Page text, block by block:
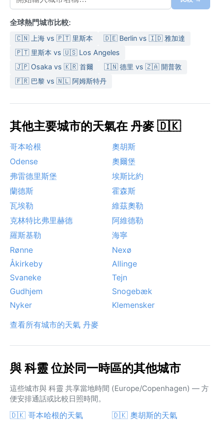
全球熱門城市比較:
🇨🇳 上海 vs 🇵🇹 里斯本
🇩🇪 Berlin vs 🇮🇩 雅加達
🇵🇹 里斯本 vs 🇺🇸 Los Angeles
🇯🇵 Osaka vs 🇰🇷 首爾
🇮🇳 德里 vs 🇿🇦 開普敦
🇫🇷 巴黎 vs 🇳🇱 阿姆斯特丹
其他主要城市的天氣在 丹麥 🇩🇰
哥本哈根
奧胡斯
Odense
奧爾堡
弗雷德里斯堡
埃斯比約
蘭德斯
霍森斯
瓦埃勒
維茲奧勒
克林特比弗里赫德
阿維德勒
羅斯基勒
海寧
Rønne
Nexø
Åkirkeby
Allinge
Svaneke
Tejn
Gudhjem
Snogebæk
Nyker
Klemensker
查看所有城市的天氣 丹麥
與 科靈 位於同一時區的其他城市
這些城市與 科靈 共享當地時間 (Europe/Copenhagen) — 方
便安排通話或比較日照時間。
🇩🇰 哥本哈根的天氣 🇩🇰 奧胡斯的天氣